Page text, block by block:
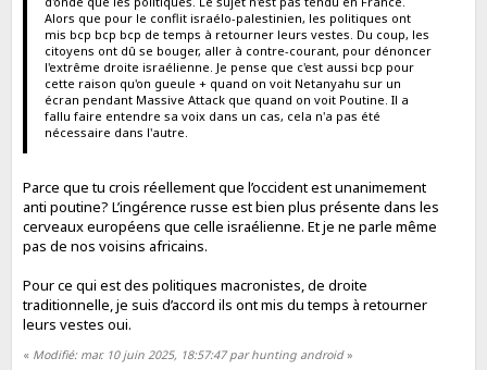
Alors que pour le conflit israélo-palestinien, les politiques ont
mis bcp bcp bcp de temps à retourner leurs vestes. Du coup, les
citoyens ont dû se bouger, aller à contre-courant, pour dénoncer
l'extrême droite israélienne. Je pense que c'est aussi bcp pour
cette raison qu'on gueule + quand on voit Netanyahu sur un
écran pendant Massive Attack que quand on voit Poutine. Il a
fallu faire entendre sa voix dans un cas, cela n'a pas été
nécessaire dans l'autre.
Parce que tu crois réellement que l’occident est unanimement
anti poutine? L’ingérence russe est bien plus présente dans les
cerveaux européens que celle israélienne. Et je ne parle même
pas de nos voisins africains.
Pour ce qui est des politiques macronistes, de droite
traditionnelle, je suis d’accord ils ont mis du temps à retourner
leurs vestes oui.
« Modifié: mar. 10 juin 2025, 18:57:47 par hunting android»